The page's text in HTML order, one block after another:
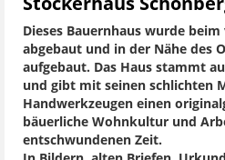
Dieses Bauernhaus wurde
abgebaut und in der Nähe des
aufgebaut. Das Haus stammt
und gibt mit seinen schlichten
Handwerkzeugen einen
bäuerliche Wohnkultur und
entschwundenen Zeit.